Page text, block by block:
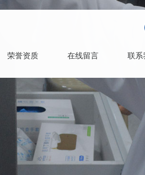
荣誉资质 在线留言 联系